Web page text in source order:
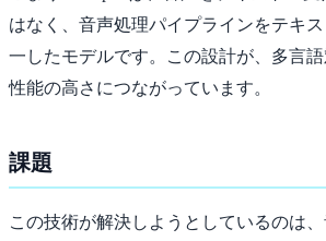
はなく、音声処理パイプラインをテキ
一したモデルです。この設計が、多言
性能の高さにつながっています。
課題
この技術が解決しようとしているのは